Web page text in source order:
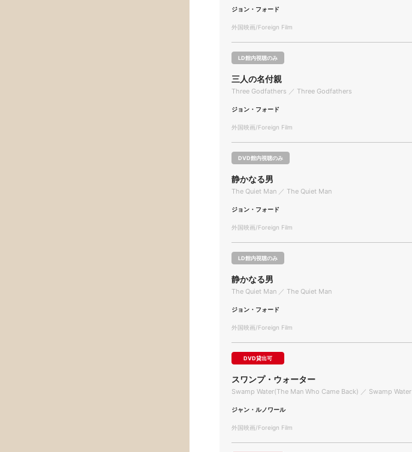
ジョン・フォード
外国映画/Foreign Film
LD館内視聴のみ
三人の名付親
Three Godfathers ／ Three Godfathers
ジョン・フォード
外国映画/Foreign Film
DVD館内視聴のみ
静かなる男
The Quiet Man ／ The Quiet Man
ジョン・フォード
外国映画/Foreign Film
LD館内視聴のみ
静かなる男
The Quiet Man ／ The Quiet Man
ジョン・フォード
外国映画/Foreign Film
DVD貸出可
スワンプ・ウォーター
Swamp Water(The Man Who Came Back) ／ Swamp Water
ジャン・ルノワール
外国映画/Foreign Film